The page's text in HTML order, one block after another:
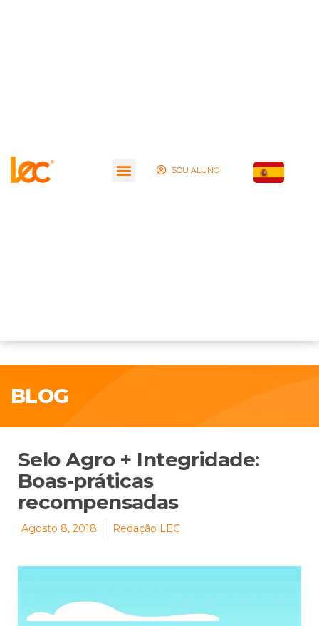
SOU ALUNO
BLOG
Selo Agro + Integridade:
Boas-práticas
recompensadas
Agosto 8, 2018 Redação LEC